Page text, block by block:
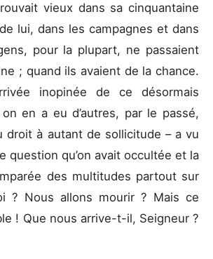
vieux dans sa cinquantaine
lui, dans les campagnes et dans
pour la plupart, ne passaient
; quand ils avaient de la chance.
inopinée de ce désormais
en a eu d’autres, par le passé,
droit à autant de sollicitude – a vu
question qu’on avait occultée et la
des multitudes partout sur
? Nous allons mourir ? Mais ce
! Que nous arrive-t-il, Seigneur ?